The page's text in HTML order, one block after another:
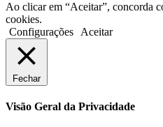
Ao clicar em “Aceitar”, concorda
cookies.
Configurações
Aceitar
Fechar
Visão Geral da Privacidade